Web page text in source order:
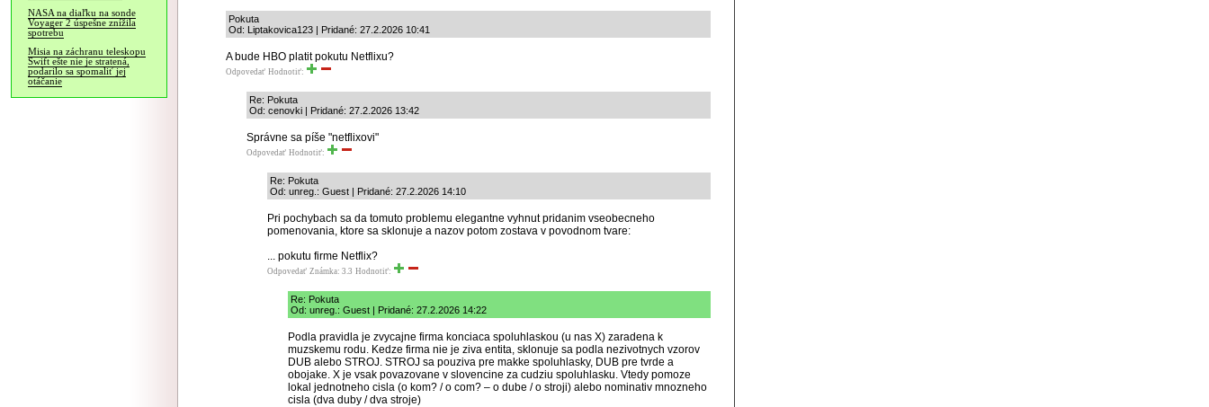
NASA na diaľku na sonde
Voyager 2 úspešne znížila
spotrebu
Misia na záchranu teleskopu
Swift ešte nie je stratená,
podarilo sa spomaliť jej
otáčanie
Pokuta
Od: Liptakovica123 | Pridané: 27.2.2026 10:41
A bude HBO platit pokutu Netflixu?
Odpovedať Hodnotiť:
Re: Pokuta
Od: cenovki | Pridané: 27.2.2026 13:42
Správne sa píše "netflixovi"
Odpovedať Hodnotiť:
Re: Pokuta
Od: unreg.: Guest | Pridané: 27.2.2026 14:10
Pri pochybach sa da tomuto problemu elegantne vyhnut pridanim vseobecneho
pomenovania, ktore sa sklonuje a nazov potom zostava v povodnom tvare:
... pokutu firme Netflix?
Odpovedať Známka: 3.3 Hodnotiť:
Re: Pokuta
Od: unreg.: Guest | Pridané: 27.2.2026 14:22
Podla pravidla je zvycajne firma konciaca spoluhlaskou (u nas X) zaradena k
muzskemu rodu. Kedze firma nie je ziva entita, sklonuje sa podla nezivotnych vzorov
DUB alebo STROJ. STROJ sa pouziva pre makke spoluhlasky, DUB pre tvrde a
obojake. X je vsak povazovane v slovencine za cudziu spoluhlasku. Vtedy pomoze
lokal jednotneho cisla (o kom? / o com? – o dube / o stroji) alebo nominativ mnozneho
cisla (dva duby / dva stroje)